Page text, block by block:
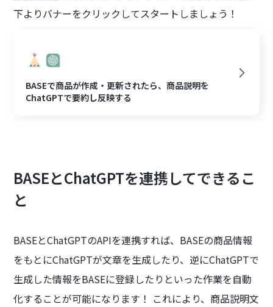
下よりバナーをクリックしてスタートしましょう！
BASEで商品が作成・更新されたら、商品説明を
ChatGPTで要約し反映する
BASEとChatGPTを連携してできるこ
と
BASEとChatGPTのAPIを連携すれば、BASEの商品情報
をもとにChatGPTが文章を生成したり、逆にChatGPTで
生成した情報をBASEに登録したりといった作業を自動
化することが可能になります！ これにより、商品説明文